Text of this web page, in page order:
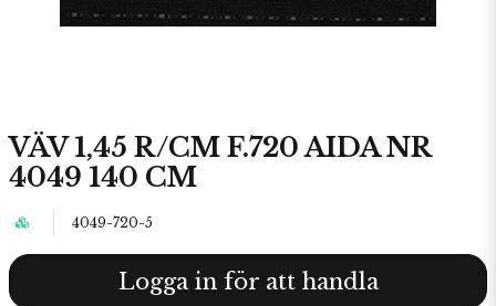
VÄV 1,45 R/CM F.720 AIDA NR
4049 140 CM
4049-720-5
Logga in för att handla